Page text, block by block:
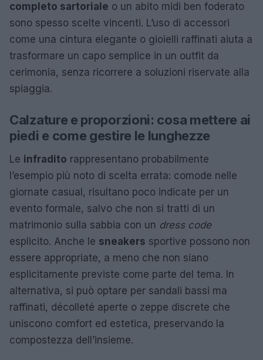
completo sartoriale o un abito midi ben foderato
sono spesso scelte vincenti. L’uso di accessori
come una cintura elegante o gioielli raffinati aiuta a
trasformare un capo semplice in un outfit da
cerimonia, senza ricorrere a soluzioni riservate alla
spiaggia.
Calzature e proporzioni: cosa mettere ai
piedi e come gestire le lunghezze
Le infradito rappresentano probabilmente
l’esempio più noto di scelta errata: comode nelle
giornate casual, risultano poco indicate per un
evento formale, salvo che non si tratti di un
matrimonio sulla sabbia con un dress code
esplicito. Anche le sneakers sportive possono non
essere appropriate, a meno che non siano
esplicitamente previste come parte del tema. In
alternativa, si può optare per sandali bassi ma
raffinati, décolleté aperte o zeppe discrete che
uniscono comfort ed estetica, preservando la
compostezza dell’insieme.